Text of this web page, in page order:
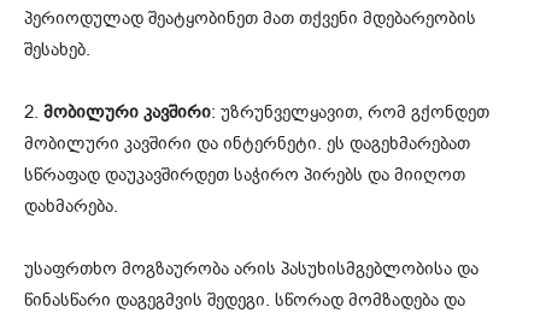
პერიოდულად შეატყობინეთ მათ თქვენი მდებარეობის
შესახებ.
2. მობილური კავშირი: უზრუნველყავით, რომ გქონდეთ
მობილური კავშირი და ინტერნეტი. ეს დაგეხმარებათ
სწრაფად დაუკავშირდეთ საჭირო პირებს და მიიღოთ
დახმარება.
უსაფრთხო მოგზაურობა არის პასუხისმგებლობისა და
წინასწარი დაგეგმვის შედეგი. სწორად მომზადება და